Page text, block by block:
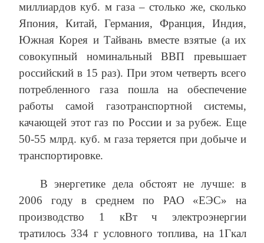
миллиардов куб. м газа – столько же, сколько
Япония, Китай, Германия, Франция, Индия,
Южная Корея и Тайвань вместе взятые (а их
совокупный номинальный ВВП превышает
российский в 15 раз). При этом четверть всего
потребленного газа пошла на обеспечение
работы самой газотранспортной системы,
качающей этот газ по России и за рубеж. Еще
50-55 млрд. куб. м газа теряется при добыче и
транспортировке.
В энергетике дела обстоят не лучше: в
2006 году в среднем по РАО «ЕЭС» на
производство 1 кВт ч электроэнергии
тратилось 334 г условного топлива, на 1Гкал